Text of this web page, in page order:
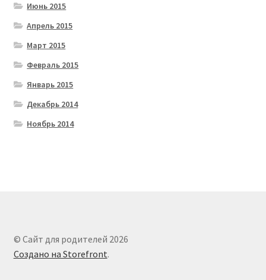
Июнь 2015
Апрель 2015
Март 2015
Февраль 2015
Январь 2015
Декабрь 2014
Ноябрь 2014
© Сайт для родителей 2026
Создано на Storefront.